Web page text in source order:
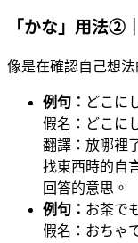
「かな」用法②
像是在確認自己想法
例句： どこに
假名：どこに
翻譯：放哪
找東西時的自
回答的意思。
例句： お茶で
假名：おちゃ